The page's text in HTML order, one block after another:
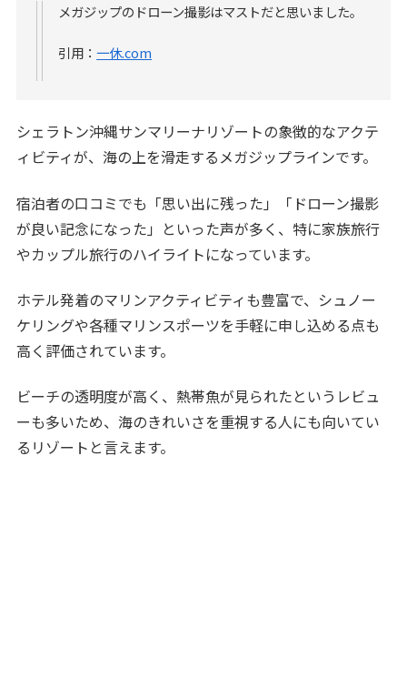
メガジップのドローン撮影はマストだと思いました。
引用：一休.com
シェラトン沖縄サンマリーナリゾートの象徴的なアクテ
ィビティが、海の上を滑走するメガジップラインです。
宿泊者の口コミでも「思い出に残った」「ドローン撮影
が良い記念になった」といった声が多く、特に家族旅行
やカップル旅行のハイライトになっています。
ホテル発着のマリンアクティビティも豊富で、シュノー
ケリングや各種マリンスポーツを手軽に申し込める点も
高く評価されています。
ビーチの透明度が高く、熱帯魚が見られたというレビュ
ーも多いため、海のきれいさを重視する人にも向いてい
るリゾートと言えます。